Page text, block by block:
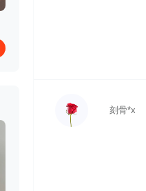
刻骨*x